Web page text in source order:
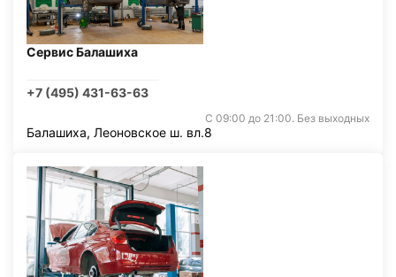
Сервис Балашиха
+7 (495) 431-63-63
С 09:00 до 21:00. Без выходных
Балашиха, Леоновское ш. вл.8